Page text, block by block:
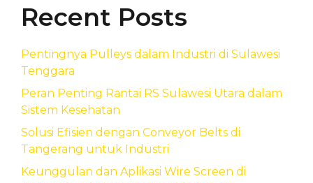
Recent Posts
Pentingnya Pulleys dalam Industri di Sulawesi
Tenggara
Peran Penting Rantai RS Sulawesi Utara dalam
Sistem Kesehatan
Solusi Efisien dengan Conveyor Belts di
Tangerang untuk Industri
Keunggulan dan Aplikasi Wire Screen di